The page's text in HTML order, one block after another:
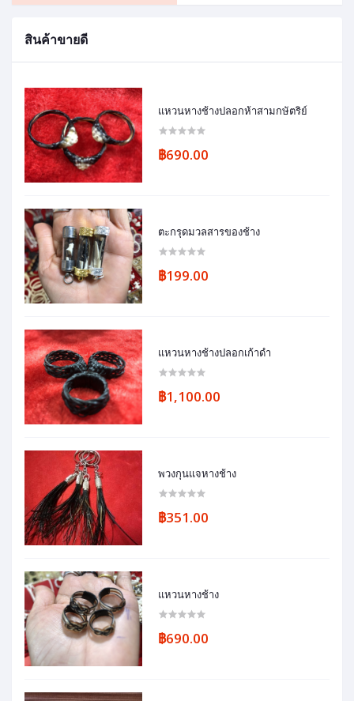
สินค้าขายดี
แหวนหางช้างปลอกห้าสามกษัตริย์
฿690.00
ตะกรุดมวลสารของช้าง
฿199.00
แหวนหางช้างปลอกเก้าดำ
฿1,100.00
พวงกุนแจหางช้าง
฿351.00
แหวนหางช้าง
฿690.00